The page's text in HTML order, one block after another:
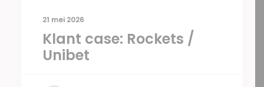
21 mei 2026
Klant case: Rockets /
Unibet